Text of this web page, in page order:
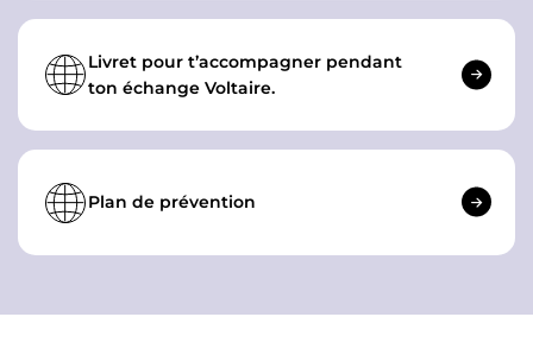
Livret pour t’accompagner pendant
ton échange Voltaire.
Plan de prévention